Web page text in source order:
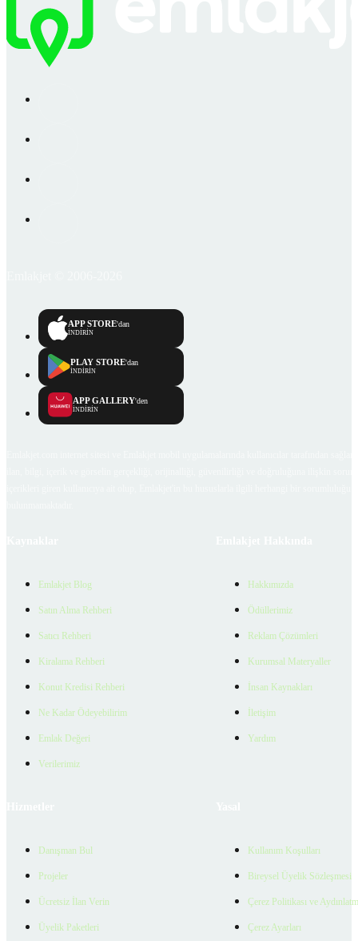
APP STORE'dan
İNDİRİN
PLAY STORE'dan
İNDİRİN
APP GALLERY'den
İNDİRİN
Emlakjet Blog
Satın Alma Rehberi
Satıcı Rehberi
Kiralama Rehberi
Konut Kredisi Rehberi
Ne Kadar Ödeyebilirim
Emlak Değeri
Verilerimiz
Hakkımızda
Ödüllerimiz
Reklam Çözümleri
Kurumsal Materyaller
İnsan Kaynakları
İletişim
Yardım
Danışman Bul
Projeler
Ücretsiz İlan Verin
Üyelik Paketleri
Kullanım Koşulları
Bireysel Üyelik Sözleşmesi
Çerez Politikası ve
Çerez Ayarları